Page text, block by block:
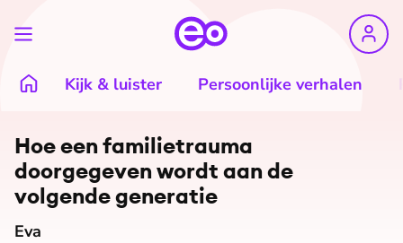
Kijk & luister Persoonlijke verhalen
Hoe een fa­mi­lie­trau­ma
doorgegeven wordt aan de
volgende generatie
Eva